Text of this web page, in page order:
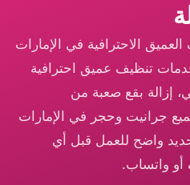
الاحترافية في الإمارات
تنظيف عميق احترافية
إزالة بقع صعبة من
جرانيت وحجر في الإمارات
واضح للعمل قبل أي
أو واتساب.